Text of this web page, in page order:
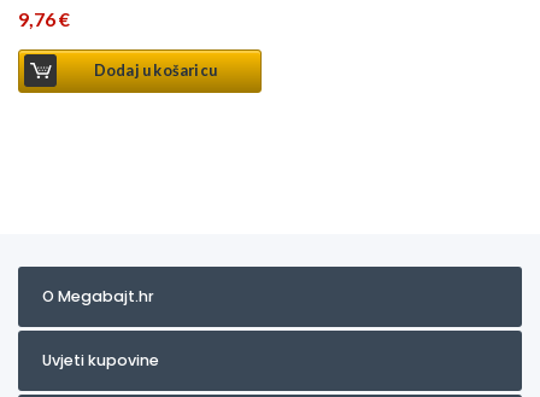
9,76€
Dodaj u košaricu
O Megabajt.hr
Uvjeti kupovine